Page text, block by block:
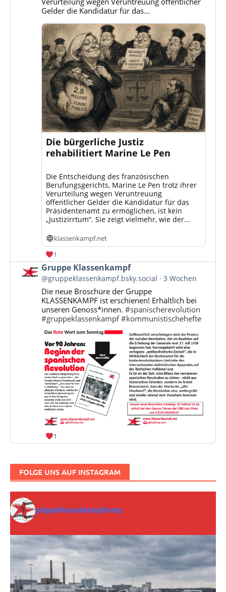
Gelder die Kandidatur für das...
Die bürgerliche Justiz
rehabilitiert Marine Le Pen
Die Entscheidung des französischen
Berufungsgerichts, Marine Le Pen trotz ihrer
Verurteilung wegen Veruntreuung
öffentlicher Gelder die Kandidatur für das
Präsidentenamt zu ermöglichen, ist kein
„Justizirrtum“. Sie zeigt vielmehr, wie der...
klassenkampf.net
1
Beitrag
von
Gruppe
Klassenkampf
Bluesky
ansehen
Gruppe Klassenkampf
@gruppeklassenkampf.bsky.social 3 Wochen
Die neue Broschüre der Gruppe
KLASSENKAMPF ist erschienen! Erhältlich bei
unseren Genoss*innen.#spanischerevolution
#gruppeklassenkampf #kommunistischehefte
1
FOLGE UNS AUF INSTAGRAM
gruppeklassenkampfcorep